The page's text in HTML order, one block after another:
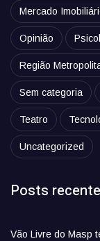
Mercado
Opinião
Região
Sem categoria
Teatro
Uncategorized
Posts
Vão Livre do Masp